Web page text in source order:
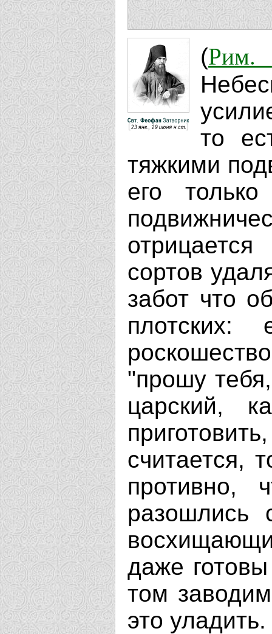
(Рим.
то
тяжкими
его
сортов
забот что
плотских:
"прошу
царский,
считается,
противно,
разошлись
даже
том
это уладить.